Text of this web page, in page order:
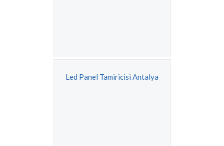
Led Panel Tamiricisi Antalya